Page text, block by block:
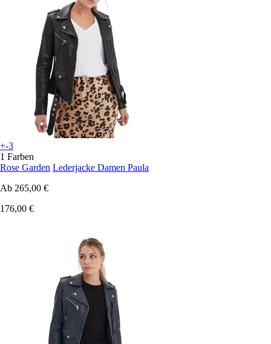
+-3
1 Farben
Rose Garden Lederjacke Damen Paula
Ab 265,00 €
176,00 €